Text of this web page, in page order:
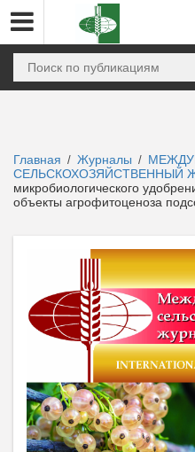
Главная / Журналы /
СЕЛЬСКОХОЗЯЙСТВЕННЫЙ
микробиологического
объекты агрофитоценоза